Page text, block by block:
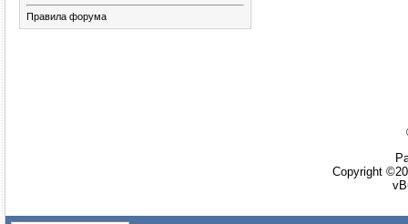
Правила форума
Copyright